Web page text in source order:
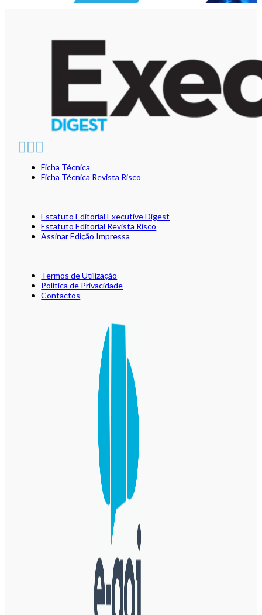
Ficha Técnica
Ficha Técnica Revista Risco
Estatuto Editorial Executive Digest
Estatuto Editorial Revista Risco
Assinar Edição Impressa
Termos de Utilização
Política de Privacidade
Contactos